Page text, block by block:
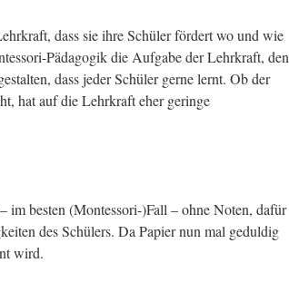
dass sie ihre Schüler fördert wo und wie
Pädagogik die Aufgabe der Lehrkraft, den
dass jeder Schüler gerne lernt. Ob der
hat auf die Lehrkraft eher geringe
im besten (Montessori-)Fall – ohne Noten, dafür
des Schülers. Da Papier nun mal geduldig
wird.